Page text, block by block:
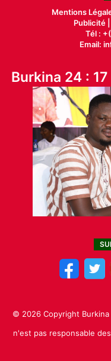
Mentions
Publicité|
Tél :
Email:
Burkina 24 :
© 2026 Copyright
n'est pas responsable